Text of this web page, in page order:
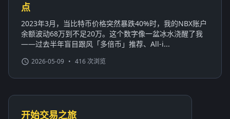
点
2023年3月，当比特币价格突然暴跌40%时，我的NBX账户
余额波动68万到不足20万。这个数字像一盆冰水浇醒了我
——过去半年盲目跟风「多倍币」推荐、All-i...
2026-05-09 • 416 次浏览
开始交易之旅